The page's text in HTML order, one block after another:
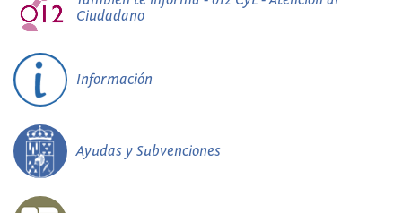
Ciudadano
Información
Ayudas y Subvenciones